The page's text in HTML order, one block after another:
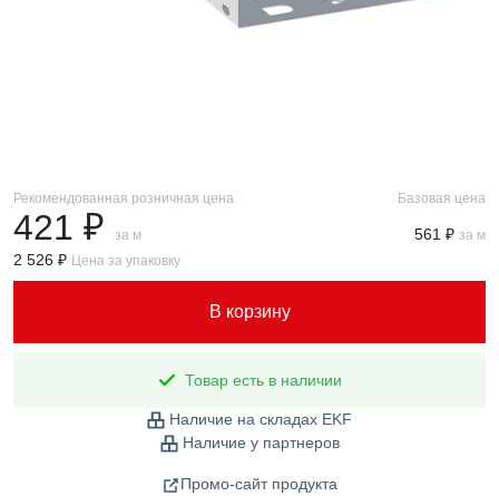
Рекомендованная розничная цена
421 ₽ за м
Базовая цена
561 ₽ за м
2 526 ₽ Цена за упаковку
В корзину
Товар есть в наличии
Наличие на складах EKF
Наличие у партнеров
Промо-сайт продукта